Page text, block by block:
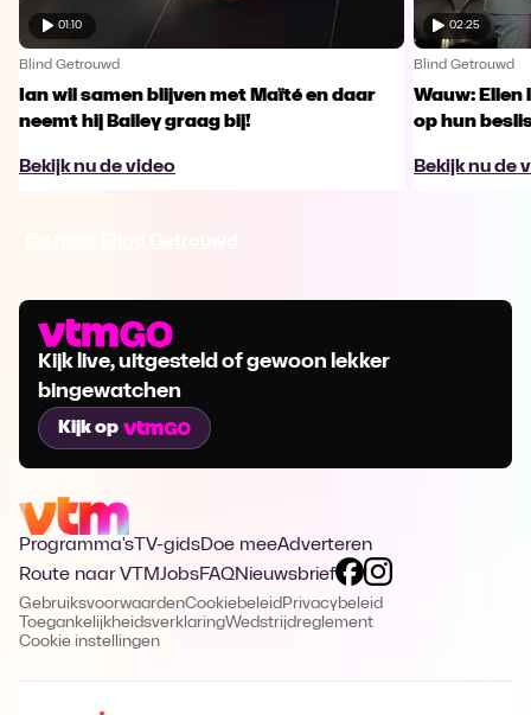
01:10
Blind Getrouwd
Ian wil samen blijven met Maïté en daar
neemt hij Bailey graag bij!
Bekijk nu de video
02:25
Blind Getrouwd
Wauw:
op hun
Bekijk nu de
Kijk live, uitgesteld of gewoon lekker
bingewatchen
Kijk op
Programma's TV-gidsDoe meeAdverteren
Route naar VTMJobsFAQNieuwsbrief
GebruiksvoorwaardenCookiebeleid Privacybeleid
ToegankelijkheidsverklaringWedstrijdreglement
Cookie instellingen